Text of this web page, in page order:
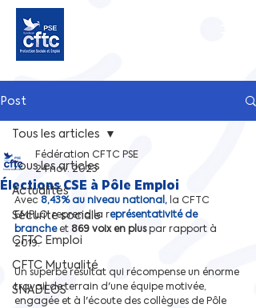
Post
Tous les articles
Actualités
Sécurite sociale
CFTC Emploi
CFTC Mutualité
SNADEOS
Tous les articles
Élections CSE à Pôle Emploi
Fédération CFTC PSE
24 nov. 2023
Avec 8,43% au niveau national, la CFTC
EMPLOI reprend la représentativité de
branche et 869 voix en plus par rapport à
2019.
Un superbe résultat qui récompense un énorme
travail de terrain d'une équipe motivée,
engagée et à l'écoute des collègues de Pôle